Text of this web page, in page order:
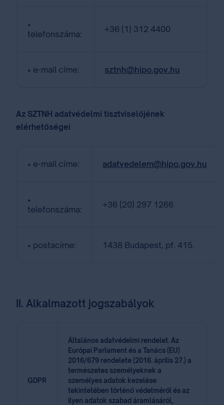
•
telefonszáma:
+36 (1) 312 4400
• e-mail címe: sztnh@hipo.gov.hu
Az SZTNH adatvédelmi tisztviselőjének
elérhetőségei
• e-mail címe: adatvedelem@hipo.gov.hu
•
telefonszáma:
+36 (20) 297 1266
• postacíme: 1438 Budapest, pf. 415.
II. Alkalmazott jogszabályok
GDPR
Általános adatvédelmi rendelet. Az
Európai Parlament és a Tanács (EU)
2016/679 rendelete (2016. április 27.) a
természetes személyeknek a
személyes adatok kezelése
tekintetében történő védelméről és az
ilyen adatok szabad áramlásáról,